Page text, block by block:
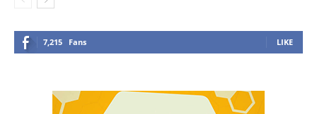
7,215 Fans LIKE